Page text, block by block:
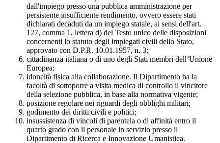
dall'impiego presso una pubblica amministrazione per
persistente insufficiente rendimento, ovvero essere stati
dichiarati decaduti da un impiego statale, ai sensi dell'art.
127, comma 1, lettera d) del Testo unico delle disposizioni
concernenti lo statuto degli impiegati civili dello Stato,
approvato con D.P.R. 10.01.1957, n. 3;
cittadinanza italiana o di uno degli Stati membri dell’Unione
Europea;
idoneità fisica alla collaborazione. Il Dipartimento ha la
facoltà di sottoporre a visita medica di controllo il vincitore
della selezione pubblica, in base alla normativa vigente;
posizione regolare nei riguardi degli obblighi militari;
godimento dei diritti civili e politici;
insussistenza di vincoli di parentela o di affinità entro il
quarto grado con il personale in servizio presso il
Dipartimento di Ricerca e Innovazione Umanistica.